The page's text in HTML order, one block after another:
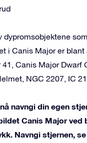
dypromsobjektene
i Canis Major er blant
41, Canis Major Dwarf
NGC 2207, IC
navngi din egen
Canis Major ved
Navngi stjernen,